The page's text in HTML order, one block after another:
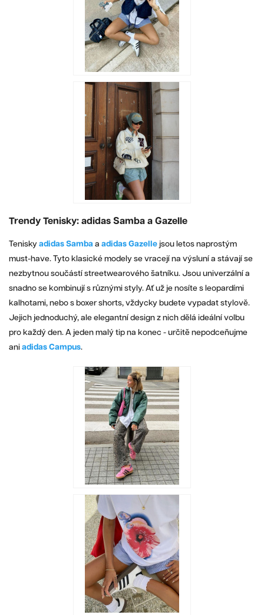
Trendy Tenisky: adidas Samba a Gazelle
Tenisky adidas Samba a adidas Gazelle jsou letos naprostým
must-have. Tyto klasické modely se vracejí na výsluní a stávají se
nezbytnou součástí streetwearového šatníku. Jsou univerzální a
snadno se kombinují s různými styly. Ať už je nosíte s leopardími
kalhotami, nebo s boxer shorts, vždycky budete vypadat stylově.
Jejich jednoduchý, ale elegantní design z nich dělá ideální volbu
pro každý den. A jeden malý tip na konec - určitě nepodceňujme
ani adidas Campus.